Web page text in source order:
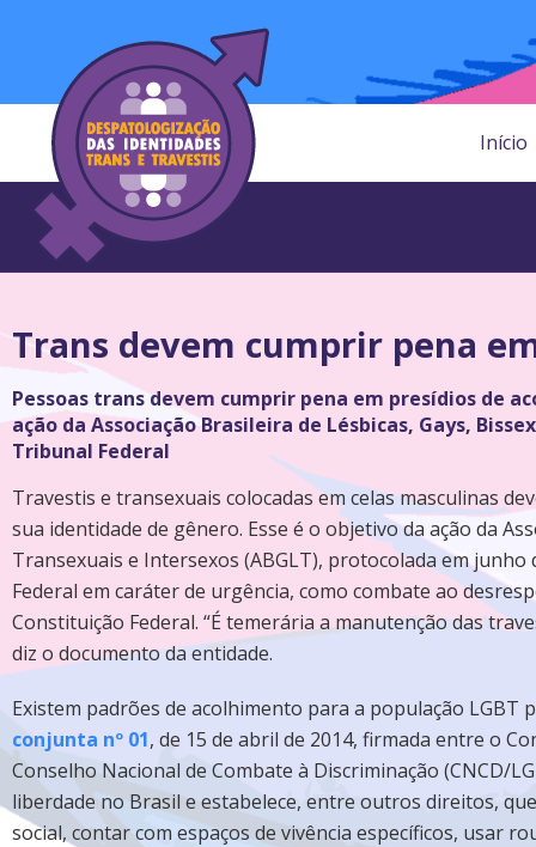
Início
Trans devem cumprir pena
Pessoas trans devem cumprir pena em presídios de
ação da Associação Brasileira de Lésbicas, Gays,
Tribunal Federal
Travestis e transexuais colocadas em celas masculinas
sua identidade de gênero. Esse é o objetivo da ação da
Transexuais e Intersexos (ABGLT), protocolada em
Federal em caráter de urgência, como combate ao
Constituição Federal. “É temerária a manutenção das
diz o documento da entidade.
Existem padrões de acolhimento para a população LGBT
conjunta nº 01, de 15 de abril de 2014, firmada entre o
Conselho Nacional de Combate à Discriminação (CNCD/
liberdade no Brasil e estabelece, entre outros direitos,
social, contar com espaços de vivência específicos, usar